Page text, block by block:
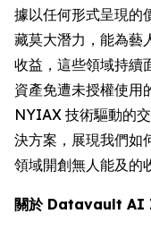
據以任何形式呈現的
藏莫大潛力，能為藝
收益，這些領域持續
資產免遭未授權使
NYIAX 技術驅動的
決方案，展現我們如
領域開創無人能及
關於 Datavault AI